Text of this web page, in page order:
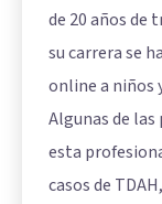
de 20 años de
su carrera se
online a niños
Algunas de
esta
casos de